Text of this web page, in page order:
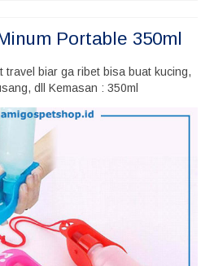
Portable 350ml
travel biar ga ribet bisa buat kucing,
dll Kemasan : 350ml